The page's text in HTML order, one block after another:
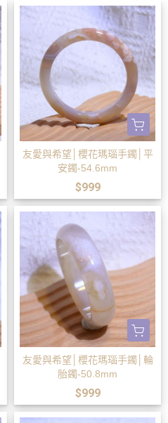
友愛與希望│櫻花瑪瑙手鐲│平
安鐲-54.6mm
$999
友愛與希望│櫻花瑪瑙手鐲│輪
胎鐲-50.8mm
$999